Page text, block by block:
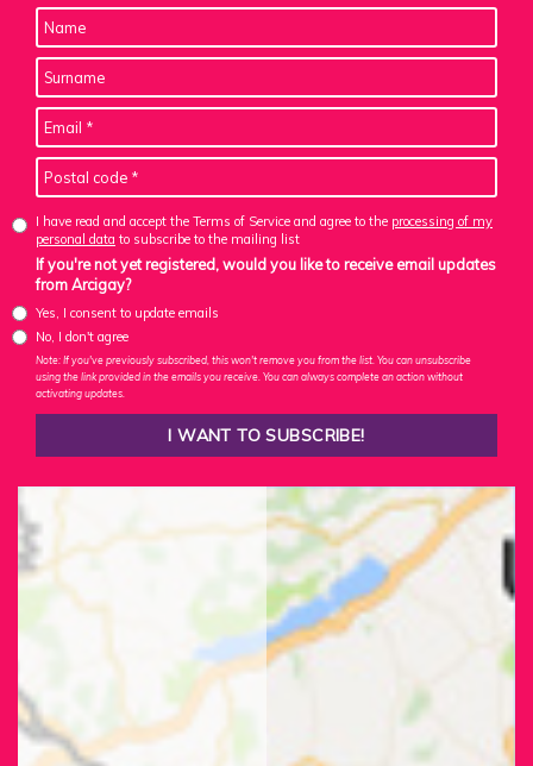
I have read and accept the Terms of Service and agree to the processing of my
personal data to subscribe to the mailing list
If you're not yet registered, would you like to receive email updates
from Arcigay?
Yes, I consent to update emails
No, I don't agree
Note: If you've previously subscribed, this won't remove you from the list. You can unsubscribe
using the link provided in the emails you receive. You can always complete an action without
activating updates.